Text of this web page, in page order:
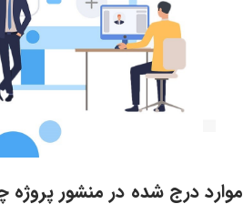
موارد درج شده در منشور